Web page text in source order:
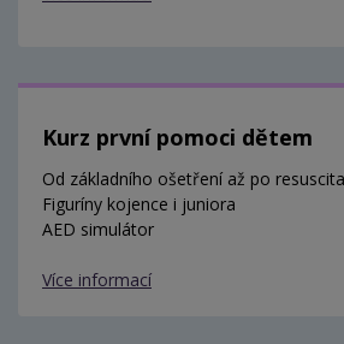
Kurz první pomoci dětem
Od základního ošetření až po
Figuríny kojence i juniora
AED simulátor
Více informací